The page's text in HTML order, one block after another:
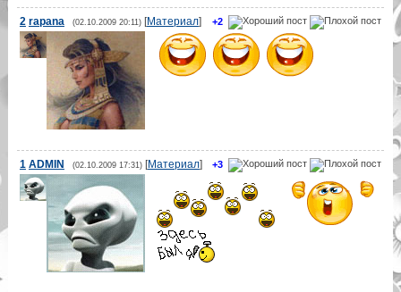
+2
2 rapana (02.10.2009 20:11)[Материал]
+3
1 ADMIN (02.10.2009 17:31)[Материал]